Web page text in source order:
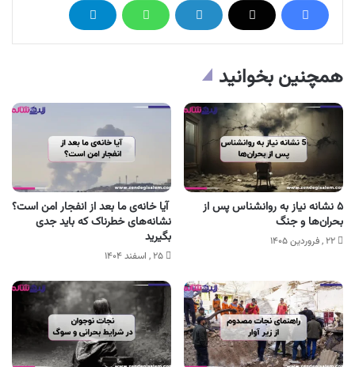
همچنین بخوانید
۵ نشانه نیاز به روانشناس پس از
بحران‌ها و جنگ
۲۲ , فروردین ۱۴۰۵
آیا خانه‌ی ما بعد از انفجار امن است؟
نشانه‌های خطرناک که باید جدی
بگیرید
۲۵ , اسفند ۱۴۰۴